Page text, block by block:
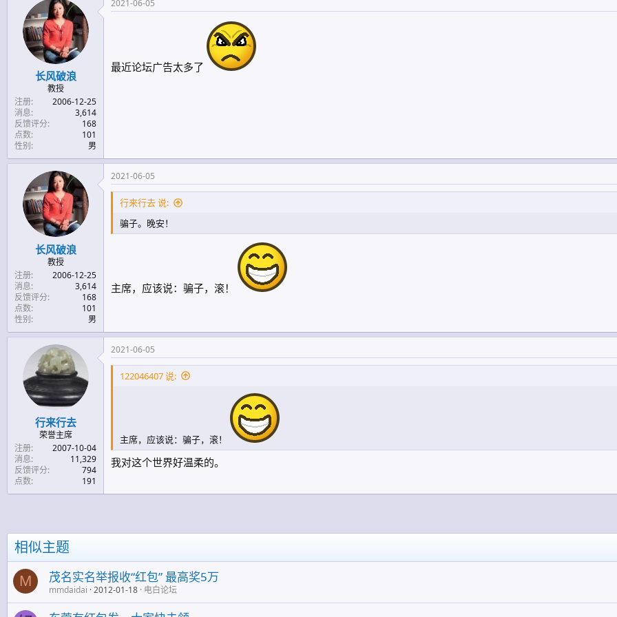
长风破浪
教授
注册
2006-12-25
消息
3,614
反馈评分
168
点数
101
性别
男
2021-06-05
最近论坛广告太多了
长风破浪
教授
注册
2006-12-25
消息
3,614
反馈评分
168
点数
101
性别
男
2021-06-05
行来行去 说:
骗子。晚安！
主席，应该说：骗子，滚！
行来行去
荣誉主席
注册
2007-10-04
消息
11,329
反馈评分
794
点数
191
2021-06-05
122046407 说:
主席，应该说：骗子，滚！
我对这个世界好温柔的。
相似主题
M 茂名实名举报收“红包” 最高奖5万
mmdaidai 2012-01-18 电白论坛